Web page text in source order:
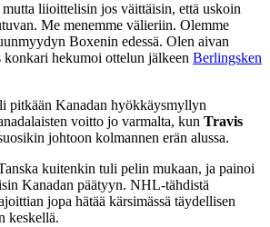
liioittelisin jos väittäisin, että uskoin
Me menemme välieriin. Olemme
Boxenin edessä. Olen aivan
hekumoi ottelun jälkeen Berlingsken
pitkään Kanadan hyökkäysmyllyn
voitto jo varmalta, kun Travis
johtoon kolmannen erän alussa.
kuitenkin tuli pelin mukaan, ja painoi
Kanadan päätyyn. NHL-tähdistä
jopa hätää kärsimässä täydellisen
keskellä.